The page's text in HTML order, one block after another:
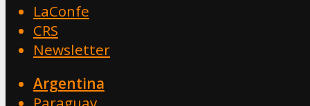
LaConfe
CRS
Newsletter
Argentina